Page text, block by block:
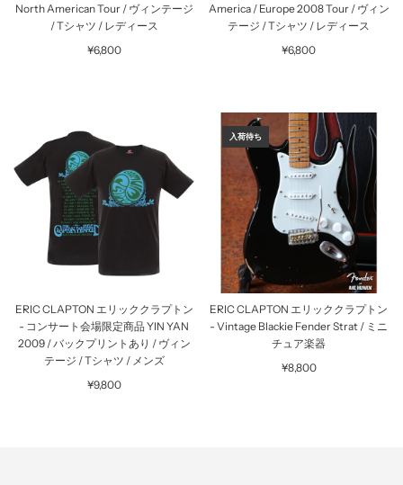
North American Tour / ヴィンテージ
/ Tシャツ / レディース
¥6,800
America / Europe 2008 Tour / ヴィン
テージ / Tシャツ / レディース
¥6,800
ERIC CLAPTON エリッククラプトン
- コンサート会場限定商品 YIN YAN
2009 / バックプリントあり / ヴィン
テージ / Tシャツ / メンズ
¥9,800
入荷待ち
ERIC CLAPTON エリッククラプトン
- Vintage Blackie Fender Strat / ミニ
チュア楽器
¥8,800